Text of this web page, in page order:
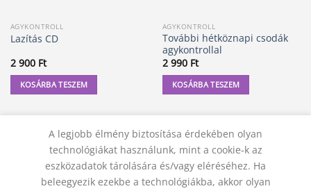
AGYKONTROLL
Lazítás CD
2 900 Ft
KOSÁRBA TESZEM
AGYKONTROLL
További hétköznapi csodák
agykontrollal
2 990 Ft
KOSÁRBA TESZEM
A legjobb élmény biztosítása érdekében olyan
technológiákat használunk, mint a cookie-k az
eszközadatok tárolására és/vagy eléréséhez. Ha
beleegyezik ezekbe a technológiákba, akkor olyan